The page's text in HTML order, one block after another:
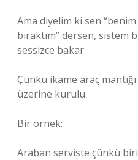
Ama diyelim ki sen
bıraktım” dersen, sistem
sessizce bakar.
Çünkü ikame araç
üzerine kurulu.
Bir örnek:
Araban serviste çünkü